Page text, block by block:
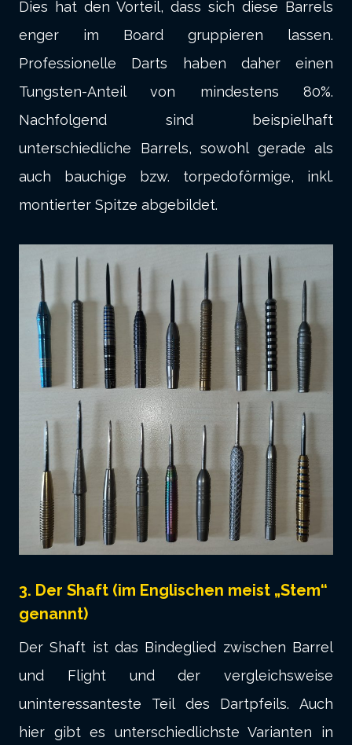
Dies hat den Vorteil, dass sich diese Barrels
enger im Board gruppieren lassen.
Professionelle Darts haben daher einen
Tungsten-Anteil von mindestens 80%.
Nachfolgend sind beispielhaft
unterschiedliche Barrels, sowohl gerade als
auch bauchige bzw. torpedoförmige, inkl.
montierter Spitze abgebildet.
3. Der Shaft (im Englischen meist „Stem“
genannt)
Der Shaft ist das Bindeglied zwischen Barrel
und Flight und der vergleichsweise
uninteressanteste Teil des Dartpfeils. Auch
hier gibt es unterschiedlichste Varianten in